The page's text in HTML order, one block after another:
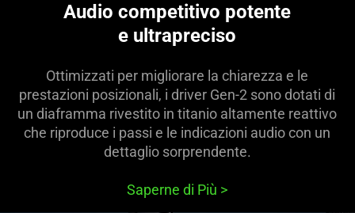
Audio competitivo potente
e ultrapreciso
Ottimizzati per migliorare la chiarezza e le
prestazioni posizionali, i driver Gen-2 sono dotati di
un diaframma rivestito in titanio altamente reattivo
che riproduce i passi e le indicazioni audio con un
dettaglio sorprendente.
Saperne di Più >